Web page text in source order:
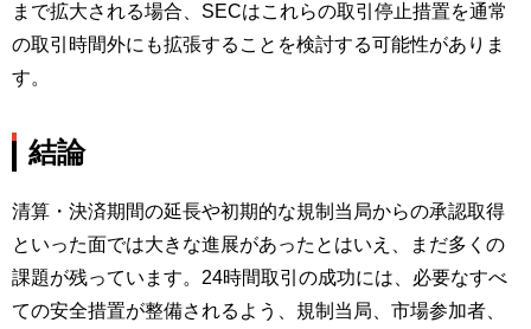
まで拡大される場合、SECはこれらの取引停止措置を通常
の取引時間外にも拡張することを検討する可能性がありま
す。
結論
清算・決済期間の延長や初期的な規制当局からの承認取得
といった面では大きな進展があったとはいえ、まだ多くの
課題が残っています。24時間取引の成功には、必要なすべ
ての安全措置が整備されるよう、規制当局、市場参加者、